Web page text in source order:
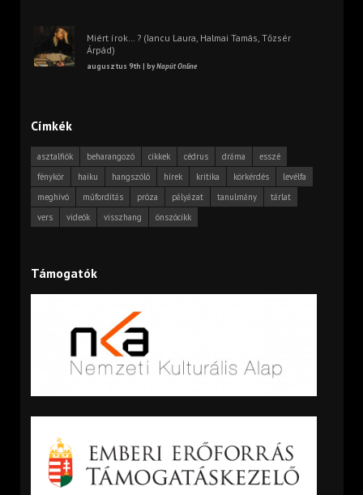
Miért írok… ? (Iancu Laura, Halmai Tamás, Tőzsér
Árpád)
augusztus 9th | byNapút Online
Címkék
asztalfiók beharangozó cikkek cédrus dráma
esszé
fénykör
haiku hangszóló hírek kritika körkérdés
levélfa
meghívó
műfordítás próza pályázat tanulmány
tárlat
vers
videók visszhang önszócikk
Támogatók